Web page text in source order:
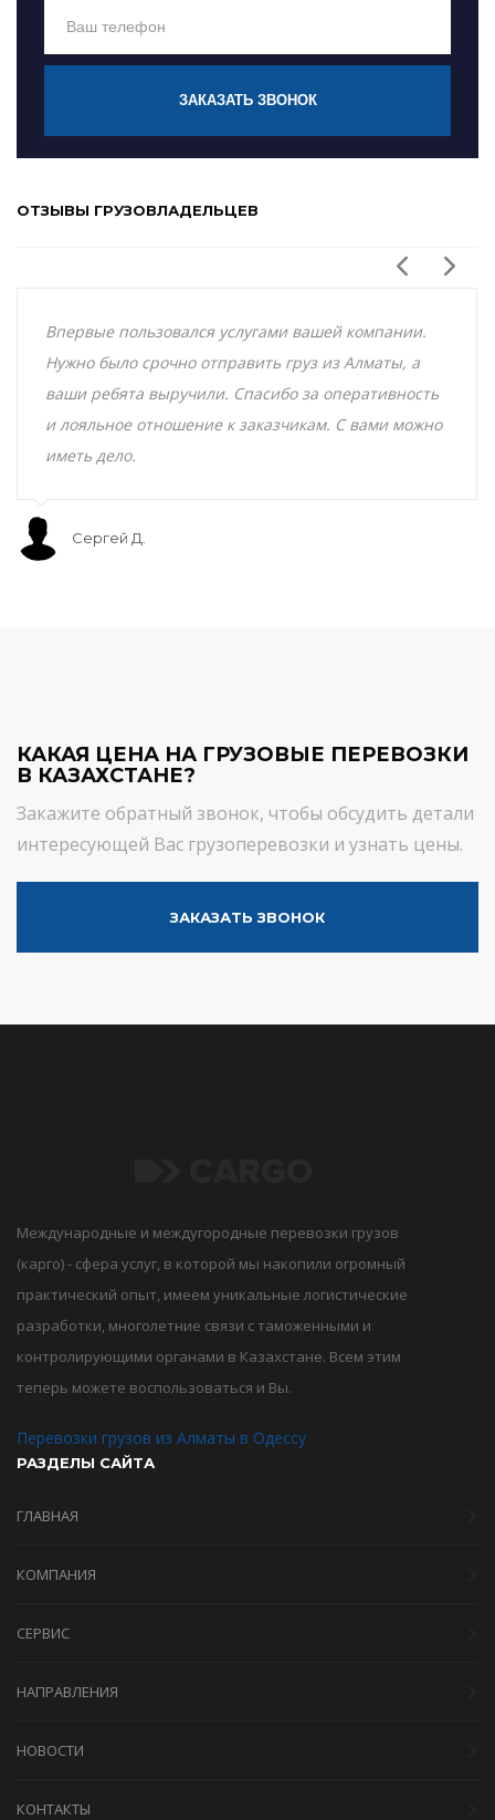
ЗАКАЗАТЬ ЗВОНОК
ОТЗЫВЫ ГРУЗОВЛАДЕЛЬЦЕВ
Впервые пользовался услугами вашей компании.
Нужно было срочно отправить груз из Алматы, а
ваши ребята выручили. Спасибо за оперативность
и лояльное отношение к заказчикам. С вами можно
иметь дело.
Сергей Д.
КАКАЯ ЦЕНА НА ГРУЗОВЫЕ ПЕРЕВОЗКИ
В КАЗАХСТАНЕ?
Закажите обратный звонок, чтобы обсудить детали
интересующей Вас грузоперевозки и узнать цены.
ЗАКАЗАТЬ ЗВОНОК
Международные и междугородные перевозки грузов
(карго) - сфера услуг, в которой мы накопили огромный
практический опыт, имеем уникальные логистические
разработки, многолетние связи с таможенными и
контролирующими органами в Казахстане. Всем этим
теперь можете воспользоваться и Вы.
Перевозки грузов из Алматы в Одессу
РАЗДЕЛЫ САЙТА
ГЛАВНАЯ
КОМПАНИЯ
СЕРВИС
НАПРАВЛЕНИЯ
НОВОСТИ
КОНТАКТЫ